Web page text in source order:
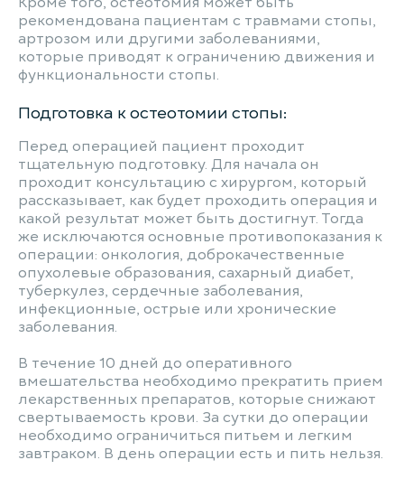
рекомендована пациентам с травмами стопы,
артрозом или другими заболеваниями,
которые приводят к ограничению движения и
функциональности стопы.
Подготовка к остеотомии стопы:
Перед операцией пациент проходит
тщательную подготовку. Для начала он
проходит консультацию с хирургом, который
рассказывает, как будет проходить операция и
какой результат может быть достигнут. Тогда
же исключаются основные противопоказания к
операции: онкология, доброкачественные
опухолевые образования, сахарный диабет,
туберкулез, сердечные заболевания,
инфекционные, острые или хронические
заболевания.
В течение 10 дней до оперативного
вмешательства необходимо прекратить прием
лекарственных препаратов, которые снижают
свертываемость крови. За сутки до операции
необходимо ограничиться питьем и легким
завтраком. В день операции есть и пить нельзя.